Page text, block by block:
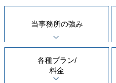
当事務所の強み
各種プラン/
料金